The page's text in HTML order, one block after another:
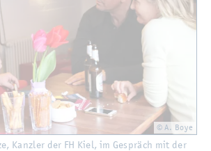
© A. Boye
Kanz­ler der FH Kiel, im Ge­spräch mit der